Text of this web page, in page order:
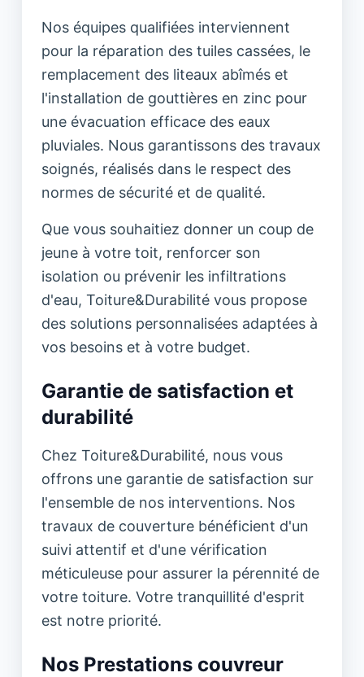
Nos équipes qualifiées interviennent
pour la réparation des tuiles cassées, le
remplacement des liteaux abîmés et
l'installation de gouttières en zinc pour
une évacuation efficace des eaux
pluviales. Nous garantissons des travaux
soignés, réalisés dans le respect des
normes de sécurité et de qualité.
Que vous souhaitiez donner un coup de
jeune à votre toit, renforcer son
isolation ou prévenir les infiltrations
d'eau, Toiture&Durabilité vous propose
des solutions personnalisées adaptées à
vos besoins et à votre budget.
Garantie de satisfaction et
durabilité
Chez Toiture&Durabilité, nous vous
offrons une garantie de satisfaction sur
l'ensemble de nos interventions. Nos
travaux de couverture bénéficient d'un
suivi attentif et d'une vérification
méticuleuse pour assurer la pérennité de
votre toiture. Votre tranquillité d'esprit
est notre priorité.
Nos Prestations couvreur